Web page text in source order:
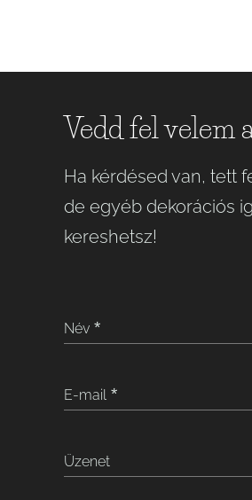
Vedd fel velem
Ha kérdésed van, tett
de egyéb dekorációs
kereshetsz!
Név
E-mail
Üzenet